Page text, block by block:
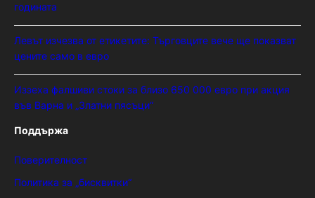
годината
Левът изчезва от етикетите: Търговците вече ще показват
цените само в евро
Иззеха фалшиви стоки за близо 650 000 евро при акция
във Варна и „Златни пясъци“
Поддържа
Поверителност
Политика за „бисквитки“